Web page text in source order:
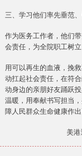
三、学习他们率先垂范
作为医务工作者，他们
会责任，为全院职工树立
用可以再生的血液，挽
动扛起社会责任，在符
动身边的亲朋好友踊跃
温暖，用奉献书写担当
障人民群众生命健康作出
美